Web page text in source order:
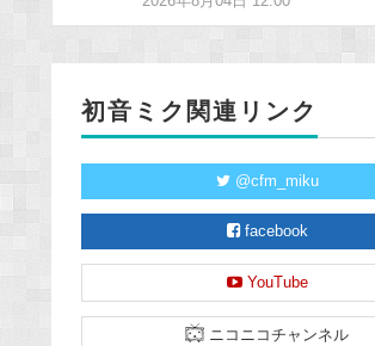
初音ミク関連リンク
@cfm_miku
facebook
YouTube
ニコニコチャンネル